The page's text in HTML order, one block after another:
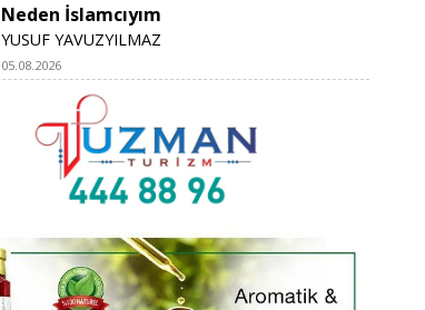
Neden İslamcıyım
YUSUF YAVUZYILMAZ
05.08.2026